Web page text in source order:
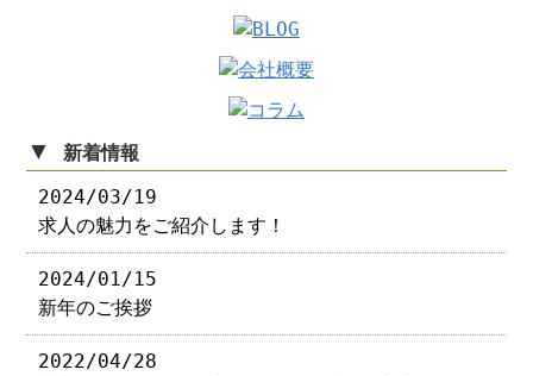
▼ 新着情報
2024/03/19
求人の魅力をご紹介します！
2024/01/15
新年のご挨拶
2022/04/28